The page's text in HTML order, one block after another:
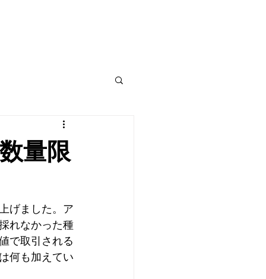
量限
げました。ア
れなかった種
で取引される
何も加えてい